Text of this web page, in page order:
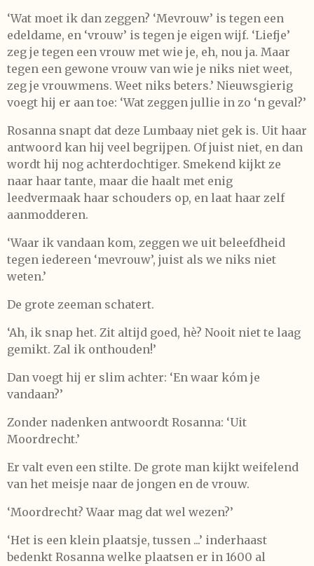
‘Wat moet ik dan zeggen? ‘Mevrouw’ is tegen een
edeldame, en ‘vrouw’ is tegen je eigen wijf. ‘Liefje’
zeg je tegen een vrouw met wie je, eh, nou ja. Maar
tegen een gewone vrouw van wie je niks niet weet,
zeg je vrouwmens. Weet niks beters.’ Nieuwsgierig
voegt hij er aan toe: ‘Wat zeggen jullie in zo ‘n geval?’
Rosanna snapt dat deze Lumbaay niet gek is. Uit haar
antwoord kan hij veel begrijpen. Of juist niet, en dan
wordt hij nog achterdochtiger. Smekend kijkt ze
naar haar tante, maar die haalt met enig
leedvermaak haar schouders op, en laat haar zelf
aanmodderen.
‘Waar ik vandaan kom, zeggen we uit beleefdheid
tegen iedereen ‘mevrouw’, juist als we niks niet
weten.’
De grote zeeman schatert.
‘Ah, ik snap het. Zit altijd goed, hè? Nooit niet te laag
gemikt. Zal ik onthouden!’
Dan voegt hij er slim achter: ‘En waar kóm je
vandaan?’
Zonder nadenken antwoordt Rosanna: ‘Uit
Moordrecht.’
Er valt even een stilte. De grote man kijkt weifelend
van het meisje naar de jongen en de vrouw.
‘Moordrecht? Waar mag dat wel wezen?’
‘Het is een klein plaatsje, tussen ...’ inderhaast
bedenkt Rosanna welke plaatsen er in 1600 al